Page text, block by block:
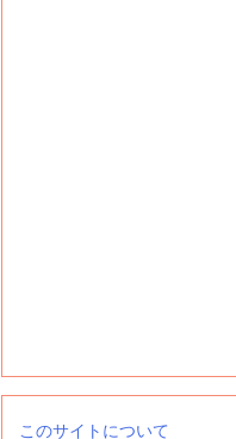
このサイトについて